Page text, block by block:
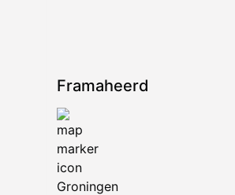
www.vandermeulenmakelaars. nl
Framaheerd
Groningen